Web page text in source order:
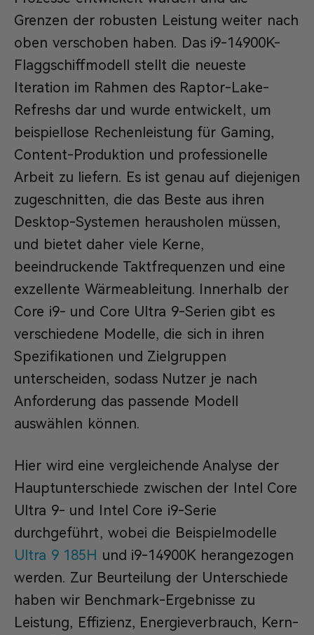
Grenzen der robusten Leistung weiter nach
oben verschoben haben. Das i9-14900K-
Flaggschiffmodell stellt die neueste
Iteration im Rahmen des Raptor-Lake-
Refreshs dar und wurde entwickelt, um
beispiellose Rechenleistung für Gaming,
Content-Produktion und professionelle
Arbeit zu liefern. Es ist genau auf diejenigen
zugeschnitten, die das Beste aus ihren
Desktop-Systemen herausholen müssen,
und bietet daher viele Kerne,
beeindruckende Taktfrequenzen und eine
exzellente Wärmeableitung. Innerhalb der
Core i9- und Core Ultra 9-Serien gibt es
verschiedene Modelle, die sich in ihren
Spezifikationen und Zielgruppen
unterscheiden, sodass Nutzer je nach
Anforderung das passende Modell
auswählen können.
Hier wird eine vergleichende Analyse der
Hauptunterschiede zwischen der Intel Core
Ultra 9- und Intel Core i9-Serie
durchgeführt, wobei die Beispielmodelle
Ultra 9 185H und i9-14900K herangezogen
werden. Zur Beurteilung der Unterschiede
haben wir Benchmark-Ergebnisse zu
Leistung, Effizienz, Energieverbrauch, Kern-